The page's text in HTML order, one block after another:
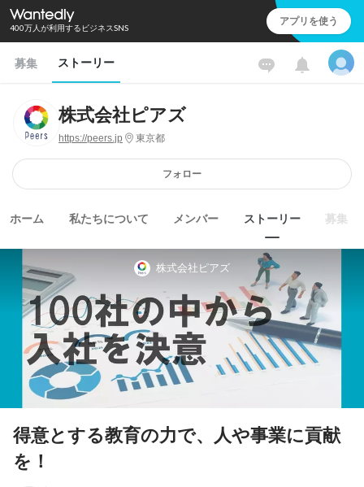
400万人が利用するビジネスSNS アプリを使う
募集 ストーリー
株式会社ピアズ
https://peers.jp 東京都
フォロー
ホーム 私たちについて メンバー ストーリー 募集
株式会社ピアズ
得意とする教育の力で、人や事業に貢献
を！